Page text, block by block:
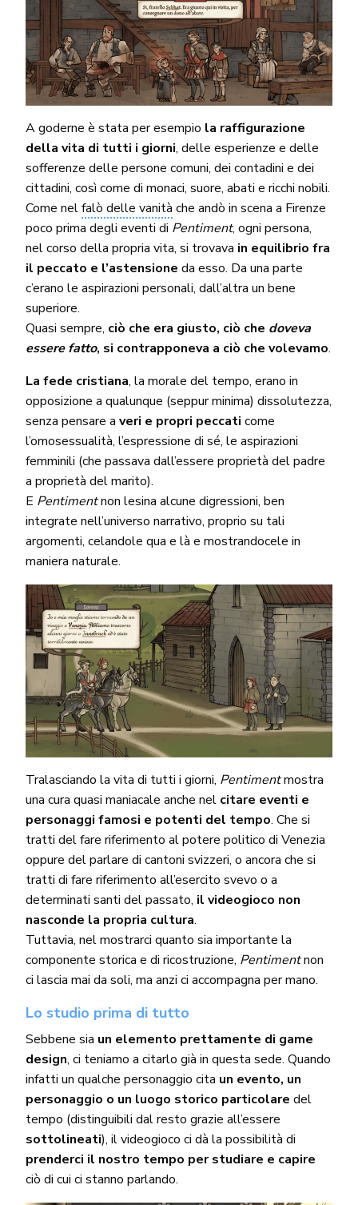
A goderne è stata per esempio la raffigurazione
della vita di tutti i giorni, delle esperienze e delle
sofferenze delle persone comuni, dei contadini e dei
cittadini, così come di monaci, suore, abati e ricchi nobili.
Come nelfalò delle vanità che andò in scena a Firenze
poco prima degli eventi di Pentiment, ogni persona,
nel corso della propria vita, si trovava in equilibrio fra
il peccato e l’astensioneda esso. Da una parte
c’erano le aspirazioni personali, dall’altra un bene
superiore.
Quasi sempre, ciò che era giusto, ciò che doveva
essere fatto, si contrapponeva a ciò che volevamo.
La fede cristiana, la morale del tempo, erano in
opposizione a qualunque (seppur minima) dissolutezza,
senza pensare averi e propri peccati come
l’omosessualità, l’espressione di sé, le aspirazioni
femminili (che passava dall’essere proprietà del padre
a proprietà del marito).
E Pentimentnon lesina alcune digressioni, ben
integrate nell’universo narrativo, proprio su tali
argomenti, celandole qua e là e mostrandocele in
maniera naturale.
Tralasciando la vita di tutti i giorni, Pentimentmostra
una cura quasi maniacale anche nel citare eventi e
personaggi famosi e potenti del tempo. Che si
tratti del fare riferimento al potere politico di Venezia
oppure del parlare di cantoni svizzeri, o ancora che si
tratti di fare riferimento all’esercito svevo o a
determinati santi del passato, il videogioco non
nasconde la propria cultura.
Tuttavia, nel mostrarci quanto sia importante la
componente storica e di ricostruzione, Pentimentnon
ci lascia mai da soli, ma anzi ci accompagna per mano.
Lo studio prima di tutto
Sebbene sia un elemento prettamente di game
design, ci teniamo a citarlo già in questa sede. Quando
infatti un qualche personaggio cita un evento, un
personaggio o un luogo storico particolaredel
tempo (distinguibili dal resto grazie all’essere
sottolineati), il videogioco ci dà la possibilità di
prenderci il nostro tempo per studiare e capire
ciò di cui ci stanno parlando.